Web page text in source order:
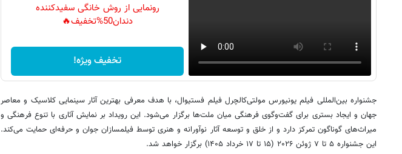
رونمایی از روش خانگی سفیدکننده
دندان50%تخفیف🔥
تخفیف ویژه!
جشنواره بین‌المللی فیلم یونیورس مولتی‌کالچرل فیلم فستیوال، با هدف معرفی بهترین آثار سینمایی کلاسیک و معاصر
جهان و ایجاد بستری برای گفت‌وگوی فرهنگی میان ملت‌ها برگزار می‌شود. این رویداد بر نمایش آثاری با تنوع فرهنگی و
میراث‌های گوناگون تمرکز دارد و از خلق و توسعه آثار نوآورانه و هنری توسط فیلمسازان جوان و حرفه‌ای حمایت می‌کند.
این جشنواره ۵ تا ۷ ژوئن ۲۰۲۶ (۱۵ تا ۱۷ خرداد ۱۴۰۵) برگزار خواهد شد.